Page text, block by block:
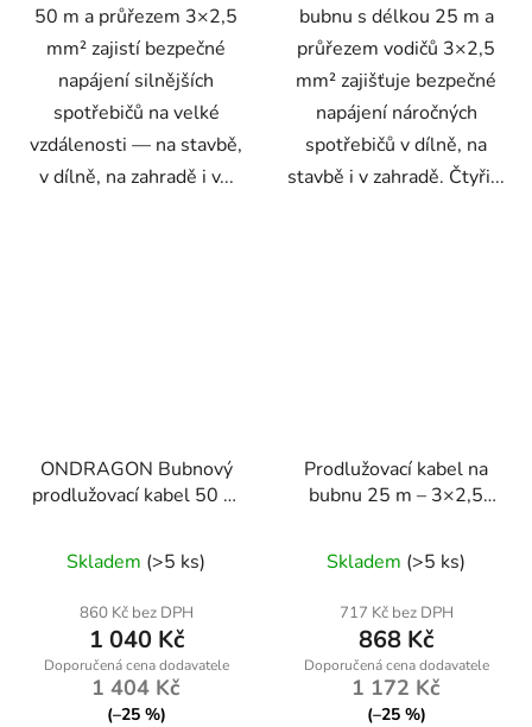
50 m a průřezem 3×2,5
mm² zajistí bezpečné
napájení silnějších
spotřebičů na velké
vzdálenosti — na stavbě,
v dílně, na zahradě i v...
bubnu s délkou 25 m a
průřezem vodičů 3×2,5
mm² zajišťuje bezpečné
napájení náročných
spotřebičů v dílně, na
stavbě i v zahradě. Čtyři...
ONDRAGON Bubnový
prodlužovací kabel 50 m
zásuvky, blokace
odvinutíhodnocení
produktu
je
5,0
z
Skladem (>5 ks)
860 Kč bez DPH
1 040 Kč
1 404 Kč
(–25 %)
Prodlužovací kabel na
bubnu 25 m – 3×2,5
ONDRAGON
Skladem (>5 ks)
717 Kč bez DPH
868 Kč
1 172 Kč
(–25 %)